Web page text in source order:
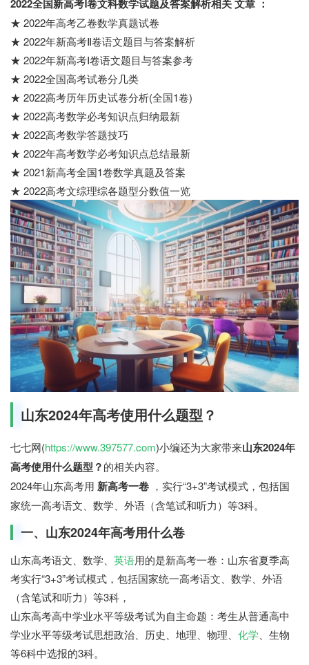
2022全国新高考Ⅰ卷文科数学试题及答案解析相关 文章 ：
★ 2022年高考乙卷数学真题试卷
★ 2022年新高考Ⅱ卷语文题目与答案解析
★ 2022年新高考Ⅰ卷语文题目与答案参考
★ 2022全国高考试卷分几类
★ 2022高考历年历史试卷分析(全国1卷)
★ 2022高考数学必考知识点归纳最新
★ 2022高考数学答题技巧
★ 2022年高考数学必考知识点总结最新
★ 2021新高考全国1卷数学真题及答案
★ 2022高考文综理综各题型分数值一览
山东2024年高考使用什么题型？
七七网(https://www.397577.com)小编还为大家带来山东2024年
高考使用什么题型？的相关内容。
2024年山东高考用 新高考一卷 ，实行“3+3”考试模式，包括国
家统一高考语文、数学、外语（含笔试和听力）等3科。
一、山东2024年高考用什么卷
山东高考语文、数学、 英语用的是新高考一卷：山东省夏季高
考实行“3+3”考试模式，包括国家统一高考语文、数学、外语
（含笔试和听力）等3科，
山东高考高中学业水平等级考试为自主命题：考生从普通高中
学业水平等级考试思想政治、历史、地理、物理、 化学、生物
等6科中选报的3科。